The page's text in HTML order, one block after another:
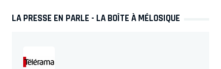
LA PRESSE EN PARLE - LA BOÎTE À MÉLOSIQUE